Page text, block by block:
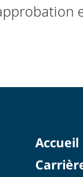
Accueil